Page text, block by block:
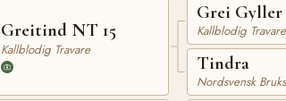
Greitind NT 15
Kallblodig Travare
Grei
Kallblodig Travare
Tindra
Nordsvensk